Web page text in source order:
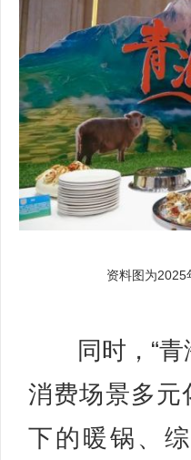
资料图为2025年
同时，“青
消费场景多元
下的暖锅、